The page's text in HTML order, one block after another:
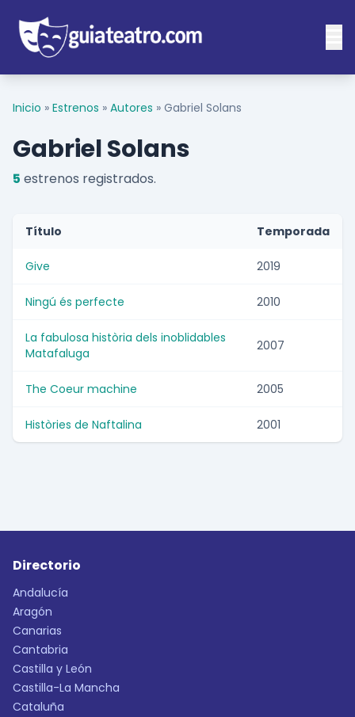
Inicio » Estrenos » Autores » Gabriel Solans
Gabriel Solans
5 estrenos registrados.
Título Temporada
Give 2019
Ningú és perfecte 2010
La fabulosa història dels inoblidables
Matafaluga
2007
The Coeur machine 2005
Històries de Naftalina 2001
Directorio
Andalucía
Aragón
Canarias
Cantabria
Castilla y León
Castilla-La Mancha
Cataluña